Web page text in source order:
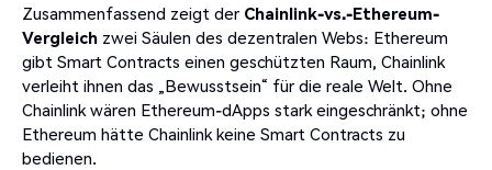
Zusammenfassend zeigt der Chainlink-vs.-Ethereum-
Vergleich zwei Säulen des dezentralen Webs: Ethereum
gibt Smart Contracts einen geschützten Raum, Chainlink
verleiht ihnen das „Bewusstsein“ für die reale Welt. Ohne
Chainlink wären Ethereum-dApps stark eingeschränkt; ohne
Ethereum hätte Chainlink keine Smart Contracts zu
bedienen.